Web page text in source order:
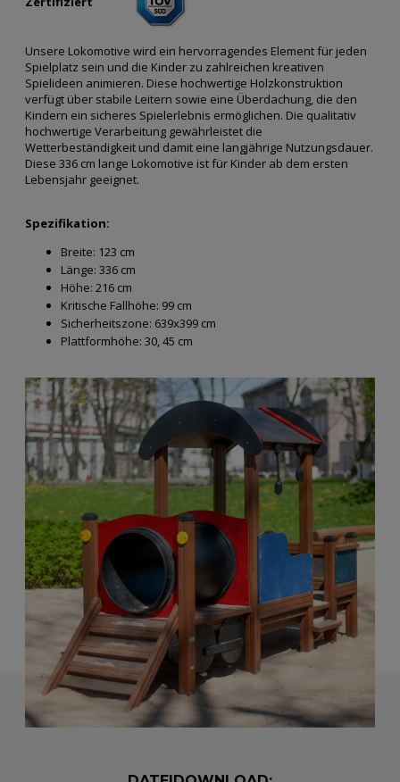
Unsere Lokomotive wird ein hervorragendes Element für jeden
Spielplatz sein und die Kinder zu zahlreichen kreativen
Spielideen animieren. Diese hochwertige Holzkonstruktion
verfügt über stabile Leitern sowie eine Überdachung, die den
Kindern ein sicheres Spielerlebnis ermöglichen. Die qualitativ
hochwertige Verarbeitung gewährleistet die
Wetterbeständigkeit und damit eine langjährige Nutzungsdauer.
Diese 336 cm lange Lokomotive ist für Kinder ab dem ersten
Lebensjahr geeignet.
Spezifikation:
Breite: 123 cm
Länge: 336 cm
Höhe: 216 cm
Kritische Fallhöhe: 99 cm
Sicherheitszone: 639x399 cm
Plattformhöhe: 30, 45 cm